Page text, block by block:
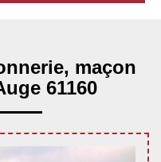
maçon
61160